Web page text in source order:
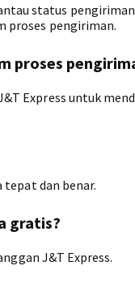
status
proses pengiriman.
proses
Express untuk
tepat dan benar.
gratis?
J&T Express.